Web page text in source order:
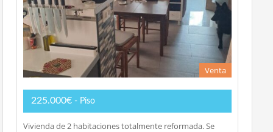
Venta
225.000€ - Piso
Vivienda de 2 habitaciones totalmente reformada. Se